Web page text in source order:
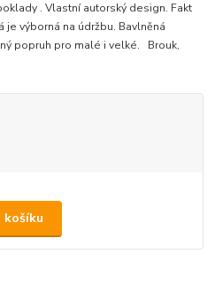
. Vlastní autorský design. Fakt
je výborná na údržbu. Bavlněná
popruh pro malé i velké. Brouk,
košíku